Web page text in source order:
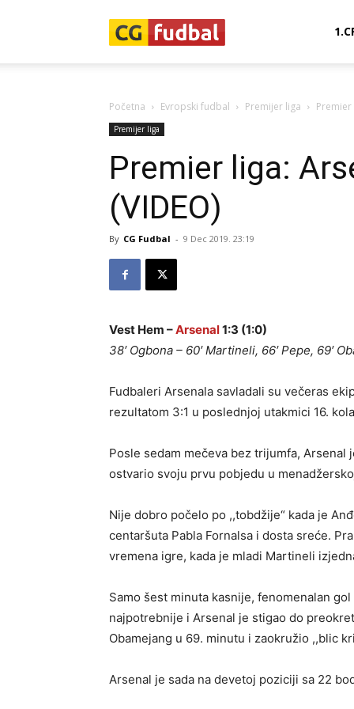
Početna Evropski fudbal Premijer liga Premier
Premijer liga
Premier liga:
(VIDEO)
By CG Fudbal - 9 Dec 2019. 23:19
Vest Hem –Arsenal1:3 (1:0)
38′ Ogbona – 60′ Martineli, 66′ Pepe, 69′
Fudbaleri Arsenala savladali su večeras
rezultatom 3:1 u poslednjoj utakmici 16.
Posle sedam mečeva bez trijumfa,
ostvario svoju prvu pobjedu u
Nije dobro počelo po ,,tobdžije“ kada je
centaršuta Pabla Fornalsa i dosta sreće.
vremena igre, kada je mladi Martineli
Samo šest minuta kasnije, fenomenalan
najpotrebnije i Arsenal je stigao do
Obamejang u 69. minutu i zaokružio ,,blic
Arsenal je sada na devetoj poziciji sa 22